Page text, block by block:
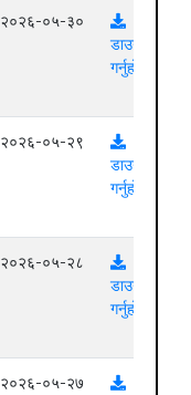
२०२६-०५-३०
डाउनलोड
गर्नुहोस्
२०२६-०५-२९
डाउनलोड
गर्नुहोस्
२०२६-०५-२८
डाउनलोड
गर्नुहोस्
२०२६-०५-२७